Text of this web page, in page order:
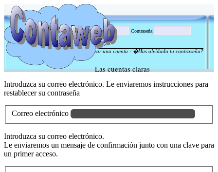
Las cuentas claras
Correo electrónico : Contraseña:
Crear una cuenta - �Has olvidado tu contraseña?
Introduzca su correo electrónico. Le enviaremos instrucciones para
restablecer su contraseña
Correo electrónico
Introduzca su correo electrónico.
Le enviaremos un mensaje de confirmación junto con una clave para
un primer acceso.